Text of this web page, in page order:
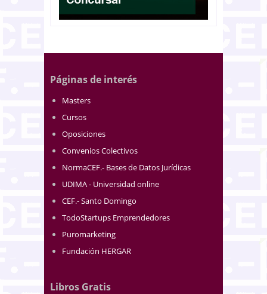
Páginas de interés
Masters
Cursos
Oposiciones
Convenios Colectivos
NormaCEF.- Bases de Datos Jurídicas
UDIMA - Universidad online
CEF.- Santo Domingo
TodoStartups Emprendedores
Puromarketing
Fundación HERGAR
Libros Gratis